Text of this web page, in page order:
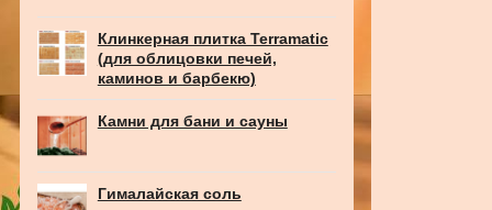
Клинкерная плитка Terramatic
(для облицовки печей,
каминов и барбекю)
Камни для бани и сауны
Гималайская соль